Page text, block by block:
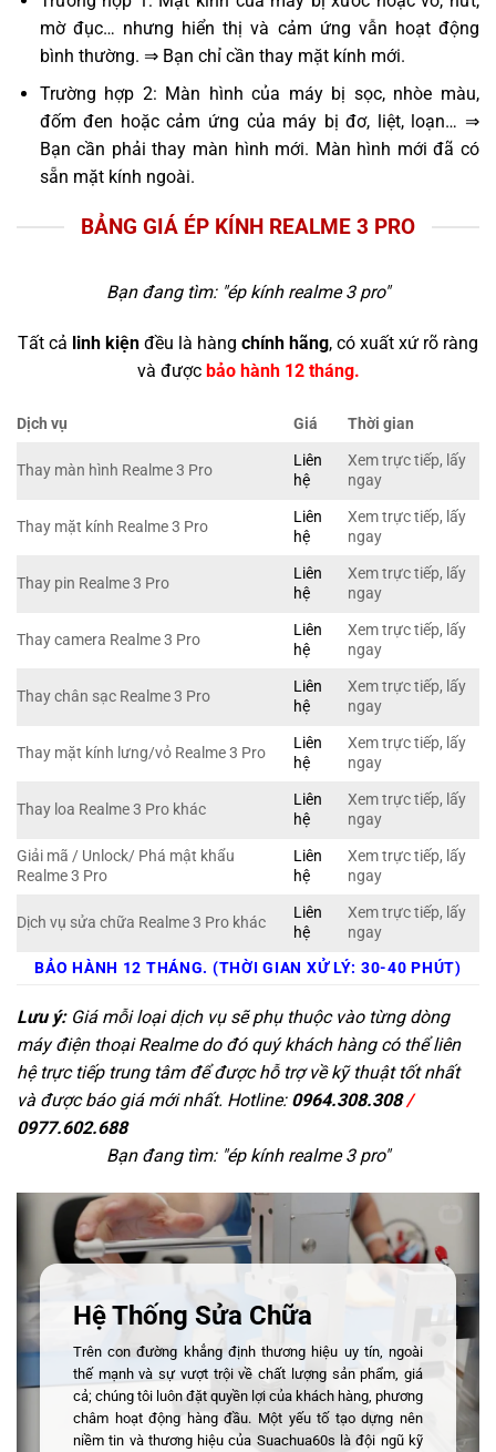
mờ đục… nhưng hiển thị và cảm ứng vẫn hoạt động
bình thường. ⇒ Bạn chỉ cần thay mặt kính mới.
Trường hợp 2: Màn hình của máy bị sọc, nhòe màu,
đốm đen hoặc cảm ứng của máy bị đơ, liệt, loạn… ⇒
Bạn cần phải thay màn hình mới. Màn hình mới đã có
sẵn mặt kính ngoài.
BẢNG GIÁ ÉP KÍNH REALME 3 PRO
Bạn đang tìm: "ép kính realme 3 pro"
Tất cả linh kiện đều là hàng chính hãng, có xuất xứ rõ ràng
và được bảo hành 12 tháng.
Dịch vụ Giá Thời gian
Thay màn hình Realme 3 Pro
Liên
hệ
Xem trực tiếp, lấy
ngay
Thay mặt kính Realme 3 Pro
Liên
hệ
Xem trực tiếp, lấy
ngay
Thay pin Realme 3 Pro
Liên
hệ
Xem trực tiếp, lấy
ngay
Thay camera Realme 3 Pro
Liên
hệ
Xem trực tiếp, lấy
ngay
Thay chân sạc Realme 3 Pro
Liên
hệ
Xem trực tiếp, lấy
ngay
Thay mặt kính lưng/vỏ Realme 3 Pro
Liên
hệ
Xem trực tiếp, lấy
ngay
Thay loa Realme 3 Pro khác
Liên
hệ
Xem trực tiếp, lấy
ngay
Giải mã / Unlock/ Phá mật khẩu
Realme 3 Pro
Liên
hệ
Xem trực tiếp, lấy
ngay
Dịch vụ sửa chữa Realme 3 Pro khác
Liên
hệ
Xem trực tiếp, lấy
ngay
BẢO HÀNH 12 THÁNG. (THỜI GIAN XỬ LÝ: 30-40 PHÚT)
Lưu ý:Giá mỗi loại dịch vụ sẽ phụ thuộc vào từng dòng
máy điện thoại Realme do đó quý khách hàng có thể liên
hệ trực tiếp trung tâm để được hỗ trợ về kỹ thuật tốt nhất
và được báo giá mới nhất. Hotline: 0964.308.308/
0977.602.688
Bạn đang tìm: "ép kính realme 3 pro"
Hệ Thống Sửa Chữa
Trên con đường khẳng định thương hiệu uy tín, ngoài
thế mạnh và sự vượt trội về chất lượng sản phẩm, giá
cả; chúng tôi luôn đặt quyền lợi của khách hàng, phương
châm hoạt động hàng đầu. Một yếu tố tạo dựng nên
niềm tin và thương hiệu của Suachua60s là đội ngũ kỹ